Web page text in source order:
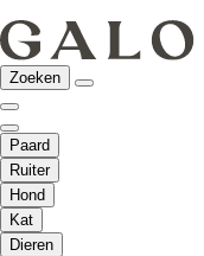
Zoeken
Paard
Ruiter
Hond
Kat
Dieren